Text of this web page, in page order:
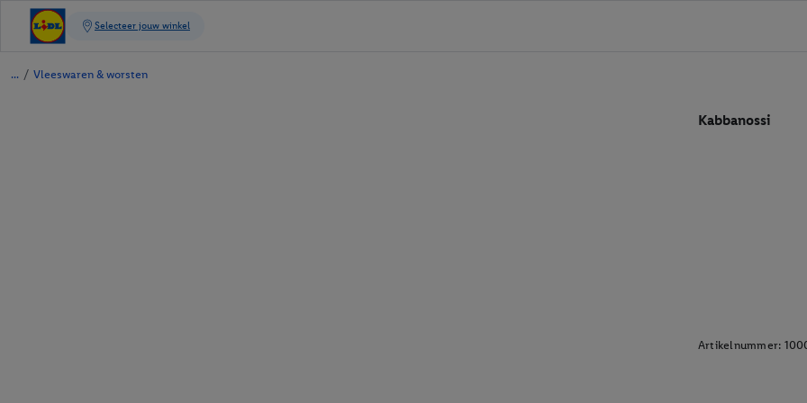
/ Vleeswaren & worsten
Kabbanossi
Artikelnummer: